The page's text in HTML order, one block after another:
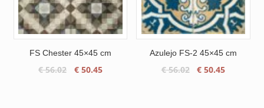
FS Chester 45×45 cm
€56.02
Le
€50.45Le
Azulejo FS-2 45×45 cm
€56.02
Le
€ 50.45Le